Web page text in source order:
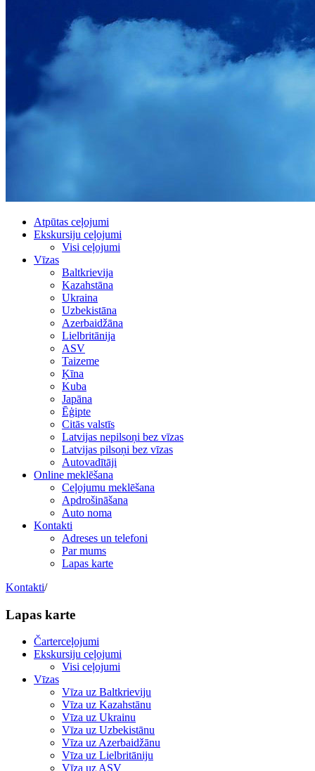
Atpūtas ceļojumi
Ekskursiju ceļojumi
Visi ceļojumi
Vīzas
Baltkrievija
Kazahstāna
Ukraina
Uzbekistāna
Azerbaidžāna
Lielbritānija
ASV
Taizeme
Ķīna
Kuba
Japāna
Ēģipte
Citās valstīs
Latvijas nepilsoņi bez vīzas
Latvijas pilsoņi bez vīzas
Autovadītāji
Online meklēšana
Ceļojumu meklēšana
Apdrošināšana
Auto noma
Kontakti
Adreses un telefoni
Par mums
Lapas karte
Kontakti/
Lapas karte
Čarterceļojumi
Ekskursiju ceļojumi
Visi ceļojumi
Vīzas
Vīza uz Baltkrieviju
Vīza uz Kazahstānu
Vīza uz Ukrainu
Vīza uz Uzbekistānu
Vīza uz Azerbaidžānu
Vīza uz Lielbritāniju
Vīza uz ASV